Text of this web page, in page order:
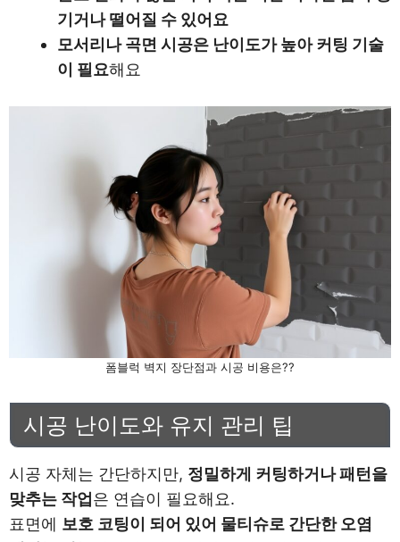
기거나 떨어질 수 있어요
모서리나 곡면 시공은 난이도가 높아 커팅 기술
이 필요해요
폼블럭 벽지 장단점과 시공 비용은??
시공 난이도와 유지 관리 팁
시공 자체는 간단하지만, 정밀하게 커팅하거나 패턴을
맞추는 작업은 연습이 필요해요.
표면에 보호 코팅이 되어 있어 물티슈로 간단한 오염